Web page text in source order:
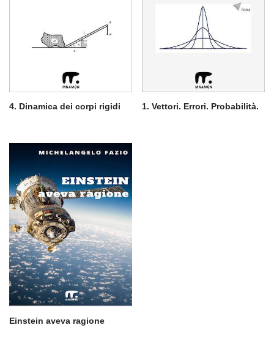
4. Dinamica dei corpi rigidi 1. Vettori. Errori. Probabilità.
Einstein aveva ragione